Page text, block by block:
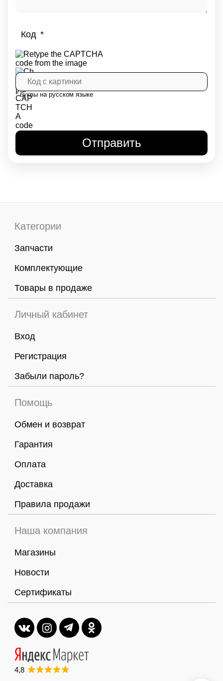
Код
* буквы на русском языке
Категории
Запчасти
Комплектующие
Товары в продаже
Личный кабинет
Вход
Регистрация
Забыли пароль?
Помощь
Обмен и возврат
Гарантия
Оплата
Доставка
Правила продажи
Наша компания
Магазины
Новости
Сертификаты
4,8